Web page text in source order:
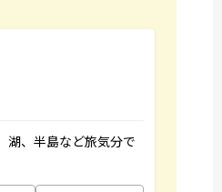
湖、半島など旅気分で